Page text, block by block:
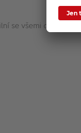
se všemi objektivy